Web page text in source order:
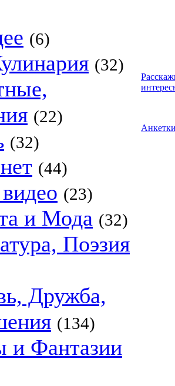
(6)
(32)
(22)
(32)
(44)
(23)
и Мода (32)
Поэзия
Дружба,
(134)
и Фантазии